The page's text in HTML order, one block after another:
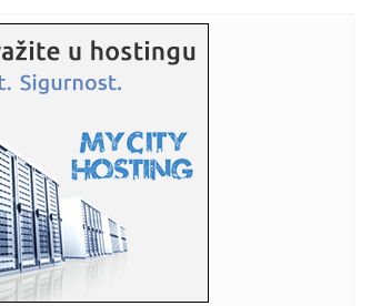
jedne greške milion evra završio na otpadu
ulaz na Aquanu u Banjaluci
ruskog ministarstva otkrio uzroke pogibije
najavio razne projekte: Garaža, električni